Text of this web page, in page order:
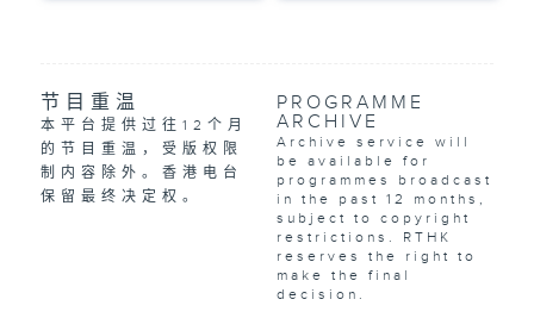
节目重温
本平台提供过往12个月
的节目重温，受版权限
制内容除外。香港电台
保留最终决定权。
PROGRAMME
ARCHIVE
Archive service will
be available for
programmes broadcast
in the past 12 months,
subject to copyright
restrictions. RTHK
reserves the right to
make the final
decision.